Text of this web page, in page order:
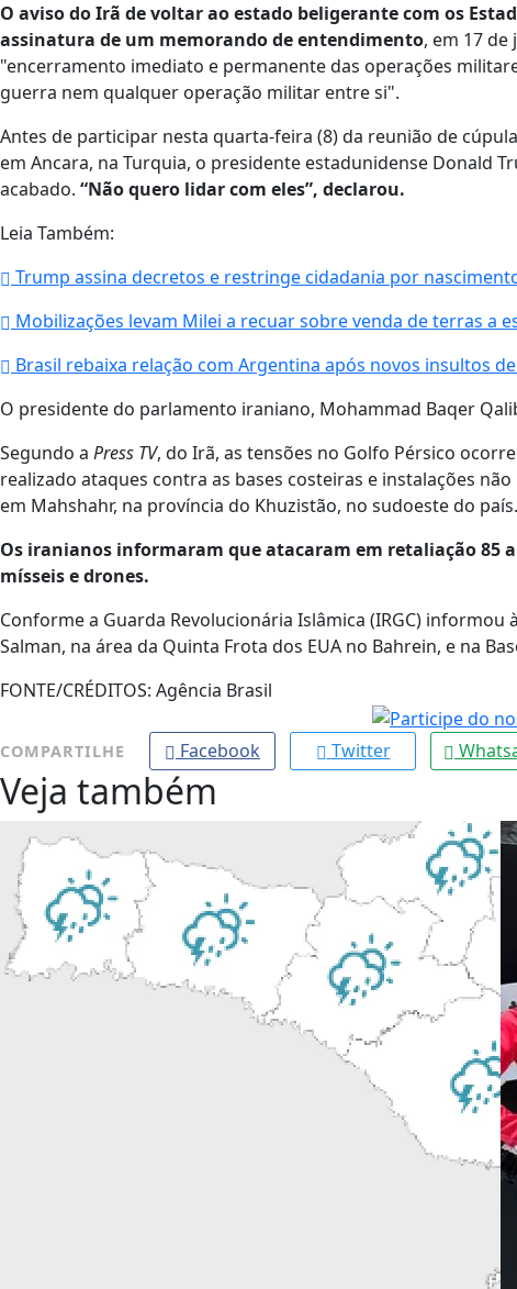
O aviso do Irã de voltar ao estado beligerante com os
assinatura de um memorando de entendimento, em 17
"encerramento imediato e permanente das operações
guerra nem qualquer operação militar entre si".
Antes de participar nesta quarta-feira (8) da reunião de
em Ancara, na Turquia, o presidente estadunidense Donald
acabado. “Não quero lidar com eles”, declarou.
Leia Também:
Trump assina decretos e restringe cidadania por
Mobilizações levam Milei a recuar sobre venda de terras a
Brasil rebaixa relação com Argentina após novos insultos
O presidente do parlamento iraniano, Mohammad Baqer
Segundo a Press TV, do Irã, as tensões no Golfo Pérsico
realizado ataques contra as bases costeiras e instalações
em Mahshahr, na província do Khuzistão, no sudoeste do país.
Os iranianos informaram que atacaram em retaliação 85
mísseis e drones.
Conforme a Guarda Revolucionária Islâmica (IRGC)
Salman, na área da Quinta Frota dos EUA no Bahrein, e na
FONTE/CRÉDITOS: Agência Brasil
COMPARTILHE Facebook Twitter
Veja também